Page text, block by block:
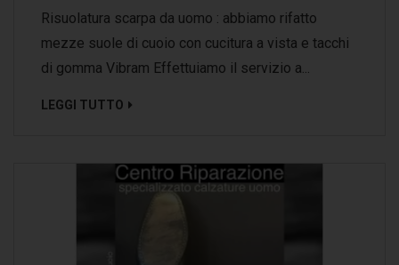
Risuolatura scarpa da uomo : abbiamo rifatto
mezze suole di cuoio con cucitura a vista e tacchi
di gomma Vibram Effettuiamo il servizio a...
LEGGI TUTTO